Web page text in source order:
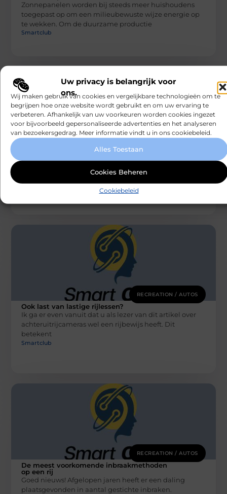
Uw privacy is belangrijk voor
ons.
Wij maken gebruik van cookies en vergelijkbare technologieën om te
begrijpen hoe onze website wordt gebruikt en om uw ervaring te
verbeteren. Afhankelijk van uw voorkeuren worden cookies ingezet
voor bijvoorbeeld gepersonaliseerde advertenties en het analyseren
van bezoekersgedrag. Meer informatie vindt u in ons cookiebeleid.
Alles Toestaan
Cookies Beheren
Cookiebeleid
Zonnepanelen worden bij steeds meer huishoudens
toegepast op om een milieubewuste wijze energie op
te wekken. Om de duurzame productie
Smartclub
RECREATION / AUTOS
De voordelen van het inhuren van een
Nu het eindelijk weer mag, wordt er (uiteraard) volop
gefeest. Studenten hervatten hun wekelijkse
feestweekenden en verjaardagen worden uitgebreider
RECREATION / AUTOS
Ook last van lastige rijlessen?
Ik ga er even vanuit dat u als lezer van dit artikel over
achteruitrijcameras wel een rijbewijs heeft. Dit
betekent
Smartclub
RECREATION / AUTOS
De meest voorkomende inbraakmethoden
op een rij
Goed nieuws! Afgelopen jaren heeft er een daling
plaatsgevonden in aantal gestichte inbraken.